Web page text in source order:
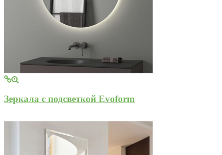
Зеркала с подсветкой Evoform